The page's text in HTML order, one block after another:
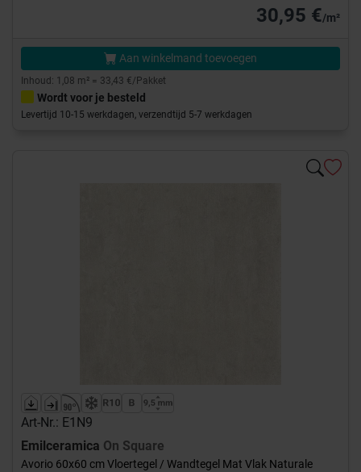
30,95 €/m²
Aan winkelmand toevoegen
Inhoud: 1,08 m² = 33,43 €/Pakket
Wordt voor je besteld
Levertijd 10-15 werkdagen, verzendtijd 5-7 werkdagen
Art-Nr.: E1N9
Emilceramica On Square
Avorio 60x60 cm Vloertegel / Wandtegel Mat Vlak Naturale